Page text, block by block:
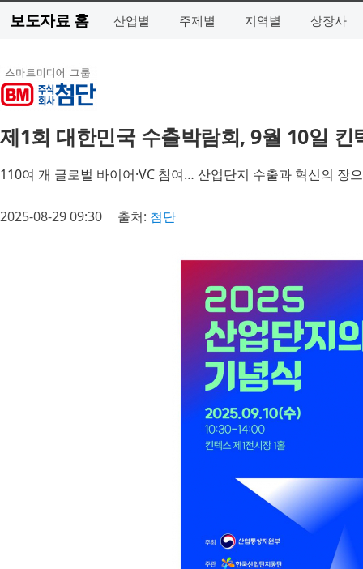
보도자료 홈 산업별 주제별 지역별 상장사
제1회 대한민국 수출박람회, 9월 10일 킨
110여 개 글로벌 바이어·VC 참여… 산업단지 수출과 혁신의 장
2025-08-29 09:30 출처: 첨단